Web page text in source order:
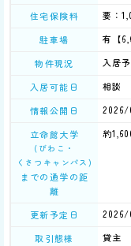
住宅保険料
要：
駐車場
有【
物件現況
入居
入居可能日
相談
情報公開日
立命館大学
(びわこ・
くさつキャンパス)
までの通学の距
離
約
更新予定日
取引態様
貸主